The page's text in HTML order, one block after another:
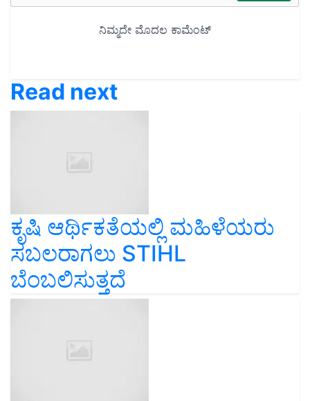
Read next
ಕೃಷಿ ಆರ್ಥಿಕತೆಯಲ್ಲಿ ಮಹಿಳೆಯರು
ಸಬಲರಾಗಲು STIHL
ಬೆಂಬಲಿಸುತ್ತದೆ